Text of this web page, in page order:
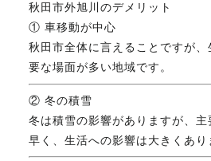
秋田市外旭川のデメリット
① 車移動が中心
秋田市全体に言えることですが
要な場面が多い地域です。
② 冬の積雪
冬は積雪の影響がありますが、
早く、生活への影響は大きくあり